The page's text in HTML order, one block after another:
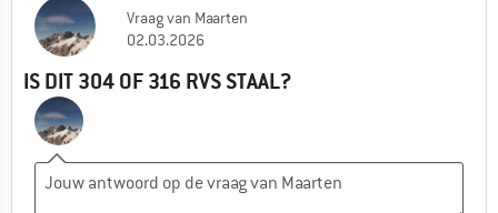
Vraagvan Maarten
02.03.2026
IS DIT 304 OF 316 RVS STAAL?